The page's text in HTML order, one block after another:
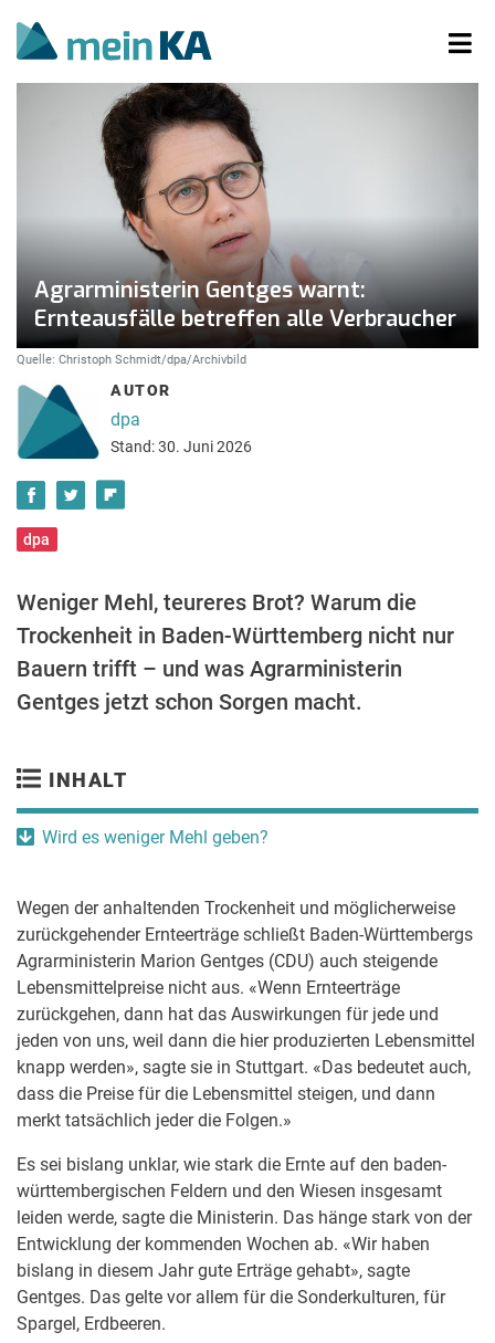
Agrarministerin Gentges warnt:
Ernteausfälle betreffen alle Verbraucher
Quelle: Christoph Schmidt/dpa/Archivbild
AUTOR
dpa
Stand: 30. Juni 2026
dpa
Weniger Mehl, teureres Brot? Warum die
Trockenheit in Baden-Württemberg nicht nur
Bauern trifft – und was Agrarministerin
Gentges jetzt schon Sorgen macht.
INHALT
Wird es weniger Mehl geben?
Wegen der anhaltenden Trockenheit und möglicherweise
zurückgehender Ernteerträge schließt Baden-Württembergs
Agrarministerin Marion Gentges (CDU) auch steigende
Lebensmittelpreise nicht aus. «Wenn Ernteerträge
zurückgehen, dann hat das Auswirkungen für jede und
jeden von uns, weil dann die hier produzierten Lebensmittel
knapp werden», sagte sie in Stuttgart. «Das bedeutet auch,
dass die Preise für die Lebensmittel steigen, und dann
merkt tatsächlich jeder die Folgen.»
Es sei bislang unklar, wie stark die Ernte auf den baden-
württembergischen Feldern und den Wiesen insgesamt
leiden werde, sagte die Ministerin. Das hänge stark von der
Entwicklung der kommenden Wochen ab. «Wir haben
bislang in diesem Jahr gute Erträge gehabt», sagte
Gentges. Das gelte vor allem für die Sonderkulturen, für
Spargel, Erdbeeren.